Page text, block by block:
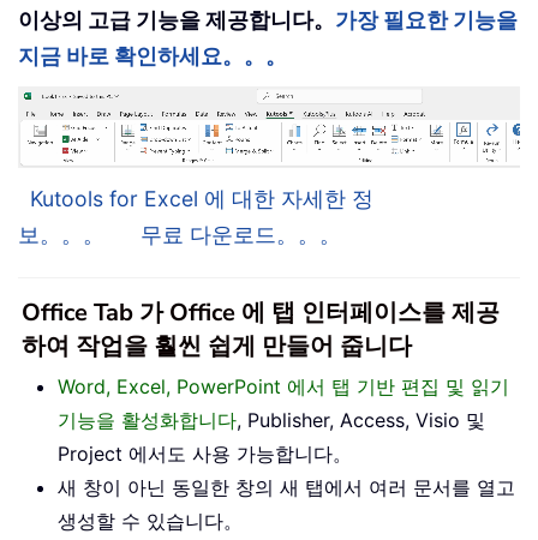
이상의 고급 기능을 제공합니다。 가장 필요한 기능을
지금 바로 확인하세요。。。
Kutools for Excel 에 대한 자세한 정
보。。。
무료 다운로드。。。
Office Tab 가 Office 에 탭 인터페이스를 제공
하여 작업을 훨씬 쉽게 만들어 줍니다
Word, Excel, PowerPoint 에서 탭 기반 편집 및 읽기
기능을 활성화합니다, Publisher, Access, Visio 및
Project 에서도 사용 가능합니다。
새 창이 아닌 동일한 창의 새 탭에서 여러 문서를 열고
생성할 수 있습니다。